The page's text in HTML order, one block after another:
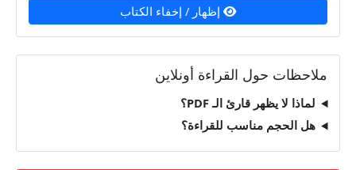
إظهار / إخفاء الكتاب
ملاحظات حول القراءة أونلاين
لماذا لا يظهر قارئ الـ PDF؟
هل الحجم مناسب للقراءة؟